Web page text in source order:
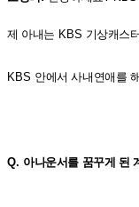
제 아내는 KBS 기상캐스
KBS 안에서 사내연애를
Q. 아나운서를 꿈꾸게 된